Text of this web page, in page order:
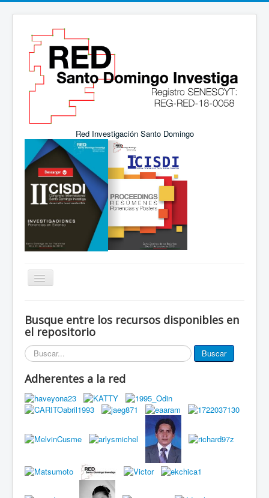
Red Investigación Santo Domingo
Alternar
Eventos
Miembros de la red
Documentos
Busque entre los recursos disponibles en
el repositorio
Buscar... Buscar
Adherentes a la red